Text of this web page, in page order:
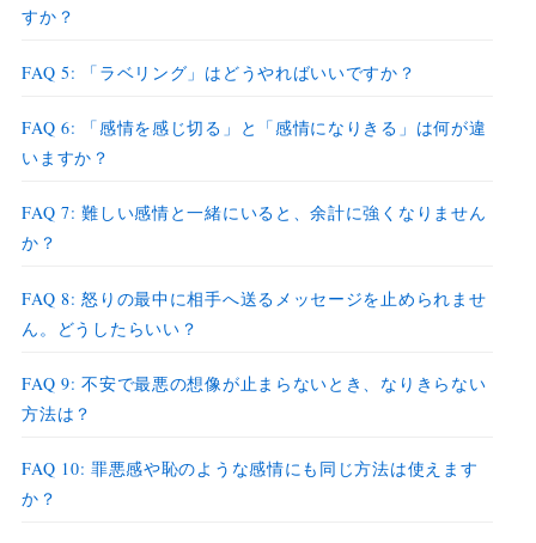
すか？
FAQ 5: 「ラベリング」はどうやればいいですか？
FAQ 6: 「感情を感じ切る」と「感情になりきる」は何が違
いますか？
FAQ 7: 難しい感情と一緒にいると、余計に強くなりません
か？
FAQ 8: 怒りの最中に相手へ送るメッセージを止められませ
ん。どうしたらいい？
FAQ 9: 不安で最悪の想像が止まらないとき、なりきらない
方法は？
FAQ 10: 罪悪感や恥のような感情にも同じ方法は使えます
か？